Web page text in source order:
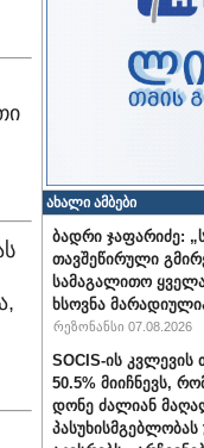
ახალი ამბები
ბადრი ჯაფარიძე:
თავშეწირული
სამაგალითო
ხსოვნა
რეზონანსი 07.08.2026
SOCIS-ის კვლევის
50.5% მიიჩნევს,
დონე ძალიან